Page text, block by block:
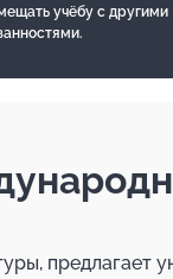
учёбу с другими
предлагает